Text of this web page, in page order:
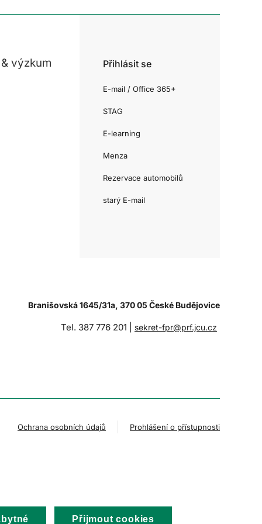
výzkum Přihlásit se
E-mail / Office 365+
STAG
E-learning
Menza
Rezervace automobilů
starý E-mail
Branišovská 1645/31a, 370 05 České Budějovice
Tel. 387 776 201 | sekret-fpr@prf.jcu.cz
Ochrana osobních údajů Prohlášení o přístupnosti
Přijmout cookies